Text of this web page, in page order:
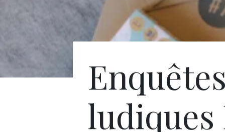
ludiques